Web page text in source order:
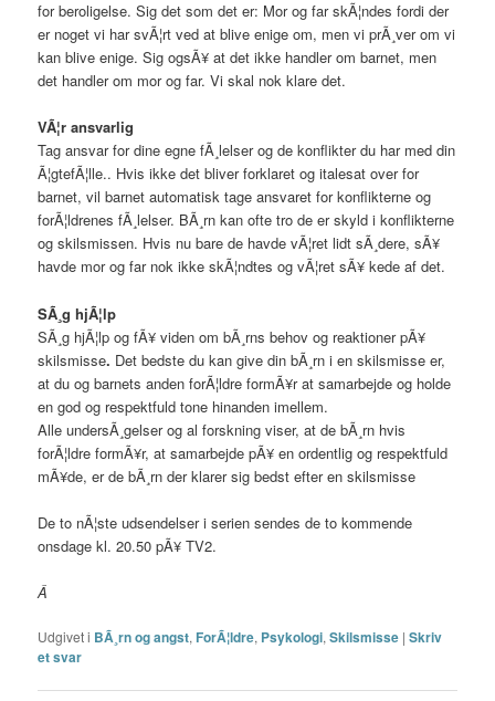
for beroligelse. Sig det som det er: Mor og far skÃ¦ndes fordi der
er noget vi har svÃ¦rt ved at blive enige om, men vi prÃ¸ver om vi
kan blive enige. Sig ogsÃ¥ at det ikke handler om barnet, men
det handler om mor og far. Vi skal nok klare det.
VÃ¦r ansvarlig
Tag ansvar for dine egne fÃ¸lelser og de konflikter du har med din
Ã¦gtefÃ¦lle.. Hvis ikke det bliver forklaret og italesat over for
barnet, vil barnet automatisk tage ansvaret for konflikterne og
forÃ¦ldrenes fÃ¸lelser. BÃ¸rn kan ofte tro de er skyld i konflikterne
og skilsmissen. Hvis nu bare de havde vÃ¦ret lidt sÃ¸dere, sÃ¥
havde mor og far nok ikke skÃ¦ndtes og vÃ¦ret sÃ¥ kede af det.
SÃ¸g hjÃ¦lp
SÃ¸g hjÃ¦lp og fÃ¥ viden om bÃ¸rns behov og reaktioner pÃ¥
skilsmisse. Det bedste du kan give din bÃ¸rn i en skilsmisse er,
at du og barnets anden forÃ¦ldre formÃ¥r at samarbejde og holde
en god og respektfuld tone hinanden imellem.
Alle undersÃ¸gelser og al forskning viser, at de bÃ¸rn hvis
forÃ¦ldre formÃ¥r, at samarbejde pÃ¥ en ordentlig og respektfuld
mÃ¥de, er de bÃ¸rn der klarer sig bedst efter en skilsmisse
De to nÃ¦ste udsendelser i serien sendes de to kommende
onsdage kl. 20.50 pÃ¥ TV2.
Â
Udgivet i BÃ¸rn og angst, ForÃ¦ldre, Psykologi,Skilsmisse |Skriv
et svar